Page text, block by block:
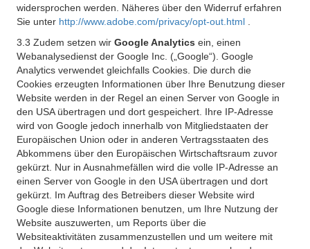
widersprochen werden. Näheres über den Widerruf erfahren
Sie unter http://www.adobe.com/privacy/opt-out.html
3.3 Zudem setzen wir Google Analytics ein, einen
Webanalysedienst der Google Inc. („Google“). Google
Analytics verwendet gleichfalls Cookies. Die durch die
Cookies erzeugten Informationen über Ihre Benutzung dieser
Website werden in der Regel an einen Server von Google in
den USA übertragen und dort gespeichert. Ihre IP-Adresse
wird von Google jedoch innerhalb von Mitgliedstaaten der
Europäischen Union oder in anderen Vertragsstaaten des
Abkommens über den Europäischen Wirtschaftsraum zuvor
gekürzt. Nur in Ausnahmefällen wird die volle IP-Adresse an
einen Server von Google in den USA übertragen und dort
gekürzt. Im Auftrag des Betreibers dieser Website wird
Google diese Informationen benutzen, um Ihre Nutzung der
Website auszuwerten, um Reports über die
Websiteaktivitäten zusammenzustellen und um weitere mit